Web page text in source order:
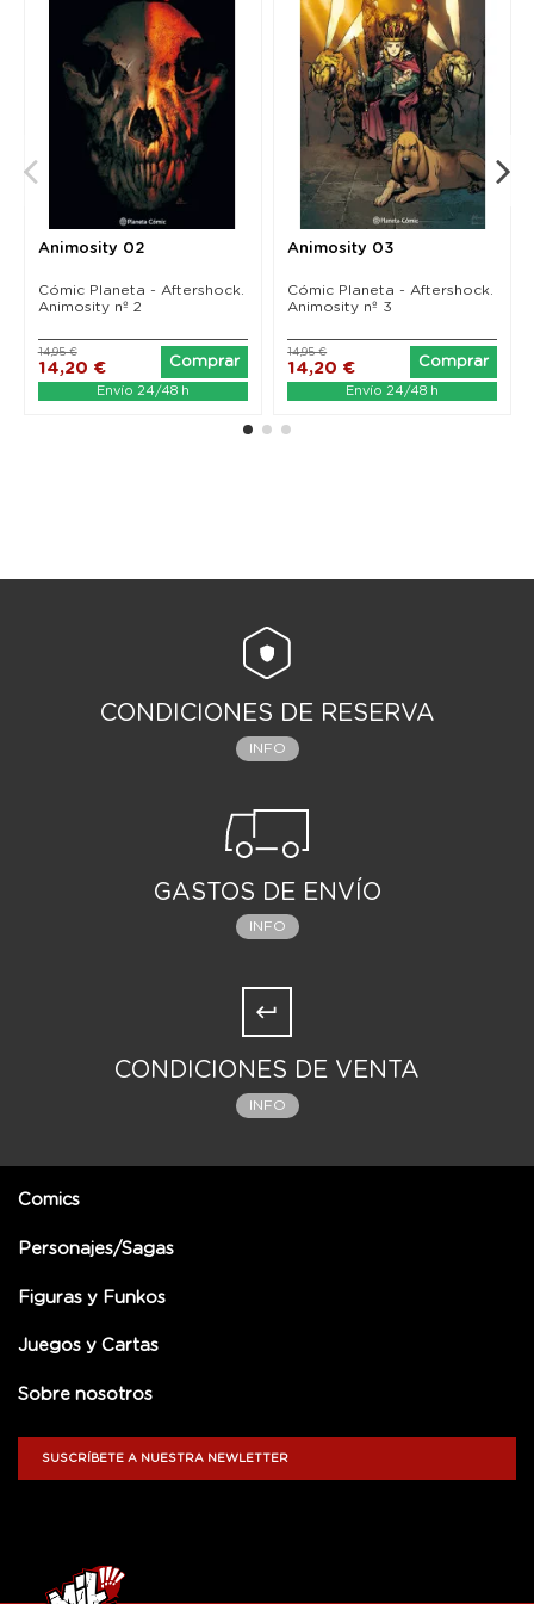
Animosity 02
Cómic Planeta - Aftershock.
Animosity nº 2
14,20 €
14,95 €
Comprar
Envío 24/48 h
Animosity 03
Cómic Planeta - Aftershock.
Animosity nº 3
14,20 €
14,95 €
Comprar
Envío 24/48 h
CONDICIONES DE RESERVA
INFO
GASTOS DE ENVÍO
INFO
CONDICIONES DE VENTA
INFO
Comics
Personajes/Sagas
Figuras y Funkos
Juegos y Cartas
Sobre nosotros
SUSCRÍBETE A NUESTRA NEWLETTER